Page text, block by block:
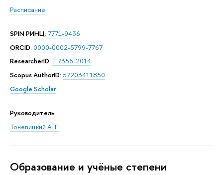
Расписание
SPIN РИНЦ: 7771-9436
ORCID: 0000-0002-5799-7767
ResearcherID: E-7356-2014
Scopus AuthorID: 57203411850
Google Scholar
Руководитель
Тоневицкий А. Г.
Oбразование и учёные степени